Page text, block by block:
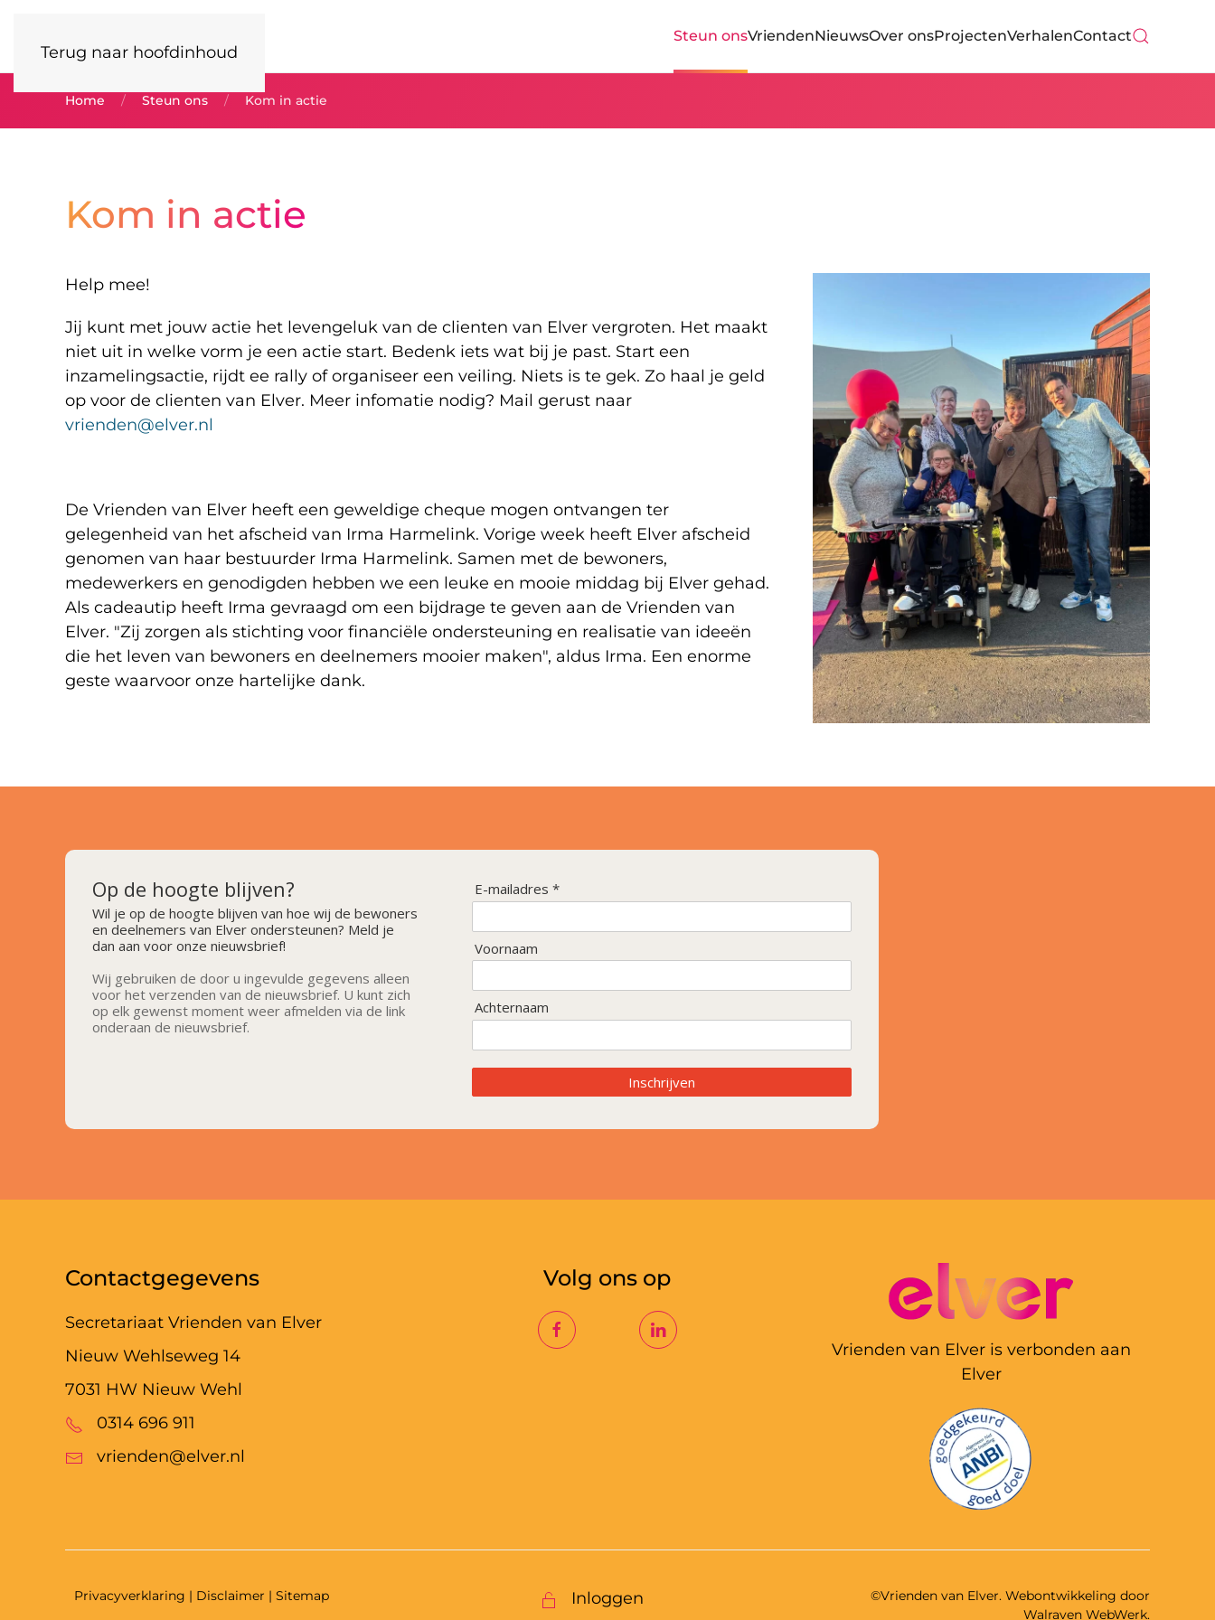
Terug naar hoofdinhoud
Steun onsVriendenNieuwsOver onsProjectenVerhalenContact
Home Steun ons Kom in actie
Kom in actie
Help mee!
Jij kunt met jouw actie het levengeluk van de clienten van Elver vergroten. Het maakt
niet uit in welke vorm je een actie start. Bedenk iets wat bij je past. Start een
inzamelingsactie, rijdt ee rally of organiseer een veiling. Niets is te gek. Zo haal je geld
op voor de clienten van Elver. Meer infomatie nodig? Mail gerust naar
vrienden@elver.nl
De Vrienden van Elver heeft een geweldige cheque mogen ontvangen ter
gelegenheid van het afscheid van Irma Harmelink. Vorige week heeft Elver afscheid
genomen van haar bestuurder Irma Harmelink. Samen met de bewoners,
medewerkers en genodigden hebben we een leuke en mooie middag bij Elver gehad.
Als cadeautip heeft Irma gevraagd om een bijdrage te geven aan de Vrienden van
Elver. "Zij zorgen als stichting voor financiële ondersteuning en realisatie van ideeën
die het leven van bewoners en deelnemers mooier maken", aldus Irma. Een enorme
geste waarvoor onze hartelijke dank.
Op de hoogte blijven?
Wil je op de hoogte blijven van hoe wij de bewoners
en deelnemers van Elver ondersteunen? Meld je
dan aan voor onze nieuwsbrief!
Wij gebruiken de door u ingevulde gegevens alleen
voor het verzenden van de nieuwsbrief. U kunt zich
op elk gewenst moment weer afmelden via de link
onderaan de nieuwsbrief.
E-mailadres *
Voornaam
Achternaam
Inschrijven
Contactgegevens
Secretariaat Vrienden van Elver
Nieuw Wehlseweg 14
7031 HW Nieuw Wehl
0314 696 911
vrienden@elver.nl
Volg ons op
Vrienden van Elver is verbonden aan
Elver
Privacyverklaring | Disclaimer | Sitemap Inloggen
©Vrienden van Elver. Webontwikkeling door
Walraven WebWerk.